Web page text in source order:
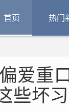
首页 热门
爱重
些坏